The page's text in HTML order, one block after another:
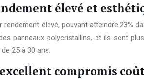
élevé et
élevé, pouvant atteindre 23%
panneaux polycristallins, et ils sont
25 à 30 ans.
compromis